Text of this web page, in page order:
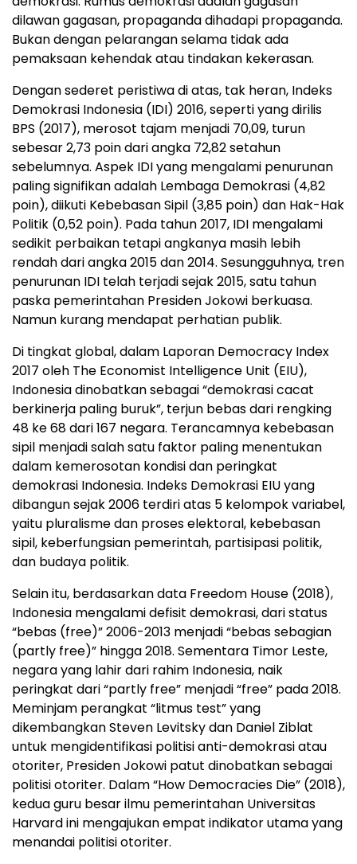
dilawan gagasan, propaganda dihadapi propaganda.
Bukan dengan pelarangan selama tidak ada
pemaksaan kehendak atau tindakan kekerasan.
Dengan sederet peristiwa di atas, tak heran, Indeks
Demokrasi Indonesia (IDI) 2016, seperti yang dirilis
BPS (2017), merosot tajam menjadi 70,09, turun
sebesar 2,73 poin dari angka 72,82 setahun
sebelumnya. Aspek IDI yang mengalami penurunan
paling signifikan adalah Lembaga Demokrasi (4,82
poin), diikuti Kebebasan Sipil (3,85 poin) dan Hak-Hak
Politik (0,52 poin). Pada tahun 2017, IDI mengalami
sedikit perbaikan tetapi angkanya masih lebih
rendah dari angka 2015 dan 2014. Sesungguhnya, tren
penurunan IDI telah terjadi sejak 2015, satu tahun
paska pemerintahan Presiden Jokowi berkuasa.
Namun kurang mendapat perhatian publik.
Di tingkat global, dalam Laporan Democracy Index
2017 oleh The Economist Intelligence Unit (EIU),
Indonesia dinobatkan sebagai “demokrasi cacat
berkinerja paling buruk”, terjun bebas dari rengking
48 ke 68 dari 167 negara. Terancamnya kebebasan
sipil menjadi salah satu faktor paling menentukan
dalam kemerosotan kondisi dan peringkat
demokrasi Indonesia. Indeks Demokrasi EIU yang
dibangun sejak 2006 terdiri atas 5 kelompok variabel,
yaitu pluralisme dan proses elektoral, kebebasan
sipil, keberfungsian pemerintah, partisipasi politik,
dan budaya politik.
Selain itu, berdasarkan data Freedom House (2018),
Indonesia mengalami defisit demokrasi, dari status
“bebas (free)” 2006-2013 menjadi “bebas sebagian
(partly free)” hingga 2018. Sementara Timor Leste,
negara yang lahir dari rahim Indonesia, naik
peringkat dari “partly free” menjadi “free” pada 2018.
Meminjam perangkat “litmus test” yang
dikembangkan Steven Levitsky dan Daniel Ziblat
untuk mengidentifikasi politisi anti-demokrasi atau
otoriter, Presiden Jokowi patut dinobatkan sebagai
politisi otoriter. Dalam “How Democracies Die” (2018),
kedua guru besar ilmu pemerintahan Universitas
Harvard ini mengajukan empat indikator utama yang
menandai politisi otoriter.